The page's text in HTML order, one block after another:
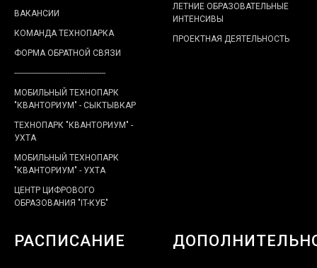
ВАКАНСИИ
КОМАНДА ТЕХНОПАРКА
ФОРМА ОБРАТНОЙ СВЯЗИ
-------------------------------------------
МОБИЛЬНЫЙ ТЕХНОПАРК
"КВАНТОРИУМ" - СЫКТЫВКАР
ТЕХНОПАРК "КВАНТОРИУМ" -
УХТА
МОБИЛЬНЫЙ ТЕХНОПАРК
"КВАНТОРИУМ" - УХТА
ЦЕНТР ЦИФРОВОГО
ОБРАЗОВАНИЯ "IT-КУБ"
ЛЕТНИЕ ОБРАЗОВАТЕЛЬНЫЕ
ИНТЕНСИВЫ
ПРОЕКТНАЯ ДЕЯТЕЛЬНОСТЬ
РАСПИСАНИЕ